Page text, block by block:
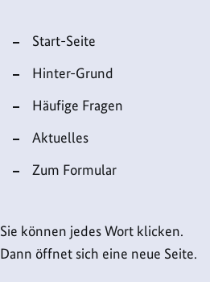
Start-Seite
Hinter-Grund
Häufige Fragen
Aktuelles
Zum Formular
Sie können jedes Wort klicken.
Dann öffnet sich eine neue Seite.